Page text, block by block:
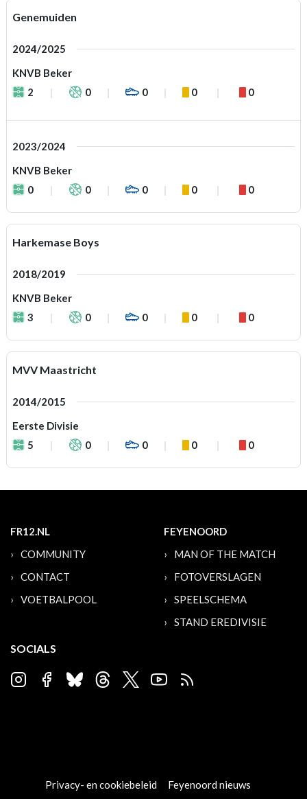
Genemuiden
2024/2025
KNVB Beker
2
0 0 0 0
2023/2024
KNVB Beker
0
0 0 0 0
Harkemase Boys
2018/2019
KNVB Beker
3
0 0 0 0
MVV Maastricht
2014/2015
Eerste Divisie
5
0 0 0 0
FR12.NL
COMMUNITY
CONTACT
VOETBALPOOL
FEYENOORD
MAN OF THE MATCH
FOTOVERSLAGEN
SPEELSCHEMA
STAND EREDIVISIE
SOCIALS
Privacy- en cookiebeleid Feyenoord nieuws